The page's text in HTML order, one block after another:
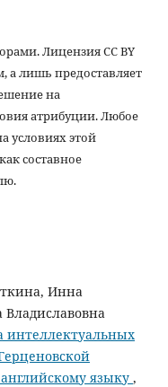
Лицензия CC BY
а лишь предоставляет
на
атрибуции. Любое
условиях этой
составное
Инна
Владиславовна
интеллектуальных
языку ,